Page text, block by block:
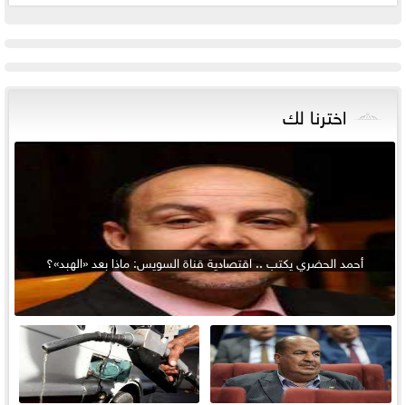
اخترنا لك
أحمد الحضري يكتب .. اقتصادية قناة السويس: ماذا بعد «الهبد»؟